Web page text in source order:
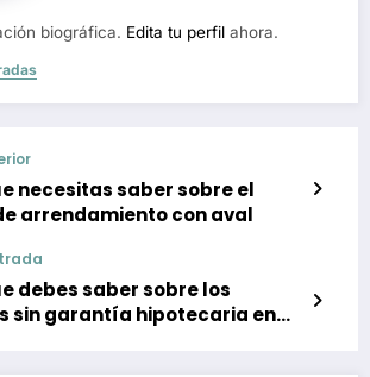
biográfica. Edita tu perfil ahora.
necesitas saber sobre el
arrendamiento con aval
debes saber sobre los
sin garantía hipotecaria en